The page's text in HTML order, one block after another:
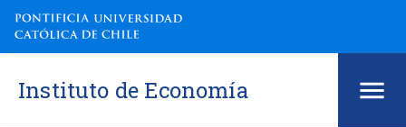
Instituto de Economía